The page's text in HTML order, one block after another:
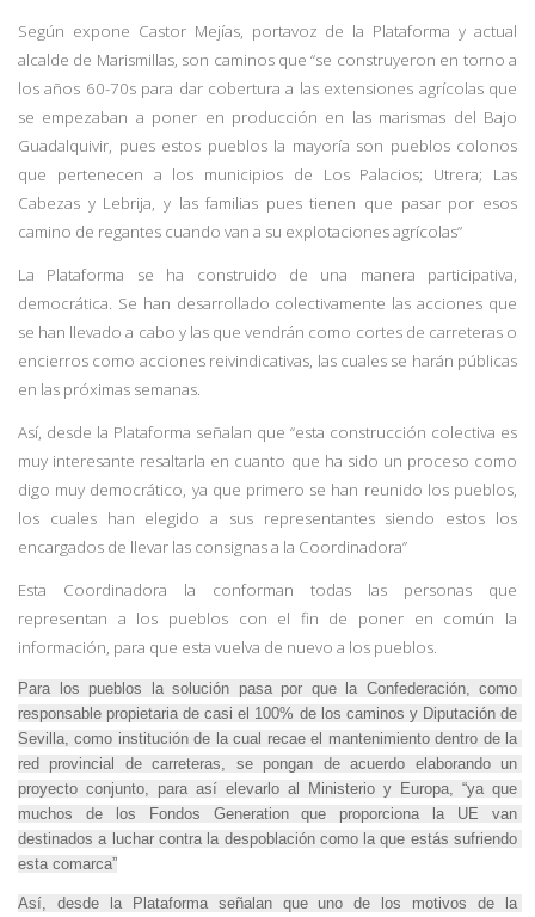
Según expone Castor Mejías, portavoz de la Plataforma y actual
alcalde de Marismillas, son caminos que “se construyeron en torno a
los años 60-70s para dar cobertura a las extensiones agrícolas que
se empezaban a poner en producción en las marismas del Bajo
Guadalquivir, pues estos pueblos la mayoría son pueblos colonos
que pertenecen a los municipios de Los Palacios; Utrera; Las
Cabezas y Lebrija, y las familias pues tienen que pasar por esos
camino de regantes cuando van a su explotaciones agrícolas”
La Plataforma se ha construido de una manera participativa,
democrática. Se han desarrollado colectivamente las acciones que
se han llevado a cabo y las que vendrán como cortes de carreteras o
encierros como acciones reivindicativas, las cuales se harán públicas
en las próximas semanas.
Así, desde la Plataforma señalan que “esta construcción colectiva es
muy interesante resaltarla en cuanto que ha sido un proceso como
digo muy democrático, ya que primero se han reunido los pueblos,
los cuales han elegido a sus representantes siendo estos los
encargados de llevar las consignas a la Coordinadora”
Esta Coordinadora la conforman todas las personas que
representan a los pueblos con el fin de poner en común la
información, para que esta vuelva de nuevo a los pueblos.
Para los pueblos la solución pasa por que la Confederación, como
responsable propietaria de casi el 100% de los caminos y Diputación de
Sevilla, como institución de la cual recae el mantenimiento dentro de la
red provincial de carreteras, se pongan de acuerdo elaborando un
proyecto conjunto, para así elevarlo al Ministerio y Europa, “ya que
muchos de los Fondos Generation que proporciona la UE van
destinados a luchar contra la despoblación como la que estás sufriendo
esta comarca”
Así, desde la Plataforma señalan que uno de los motivos de la